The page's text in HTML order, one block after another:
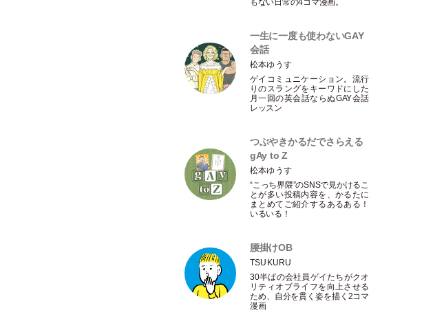
もない日常の4コマ漫画。
一生に一度も使わないGAY
会話
松本ゆうす
ゲイコミュニケーション。流行
りのスラングをキーワドにした
月一回の英会話ならぬGAY会話
レッスン
つぶやきかるだでさらえる
gAy to Z
松本ゆうす
“こっち界隈”のSNSで見かけるこ
とが多い投稿内容を、かるたに
まとめてご紹介するあるある！
いるいる！
腰掛けOB
TSUKURU
30半ばの会社員ゲイたちがクオ
リティオブライフを向上させる
ため、自分を貫く姿を描く2コマ
漫画